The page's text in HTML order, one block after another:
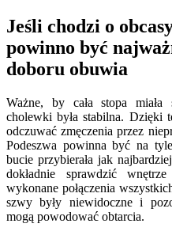
Jeśli chodzi o
powinno być
doboru obuwia
Ważne, by cała stopa miała
cholewki była stabilna. Dzięki
odczuwać zmęczenia przez
Podeszwa powinna być na
bucie przybierała jak
dokładnie sprawdzić
wykonane połączenia
szwy były niewidoczne i
mogą powodować obtarcia.